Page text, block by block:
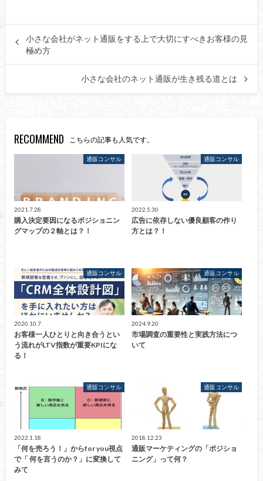
小さな会社がネット通販をする上で大切にすべきお客様の見
極め方
小さな会社のネット通販が生き残る道とは
RECOMMEND こちらの記事も人気です。
通販コンサル
2021.7.28
購入決定要因になるポジショニン
グマップの２軸とは？！
通販コンサル
2022.5.30
広告に依存しない優良顧客の作り
方とは？！
通販コンサル
2020.10.7
お客様一人ひとりと向き合うとい
う流れがLTV指数が重要KPIにな
る！
通販コンサル
2024.9.20
市場調査の重要性と実践方法につ
いて
通販コンサル
2022.1.18
「何を売ろう！」からfor you視点
で「 何を言うのか？」に変換して
みて
通販コンサル
2018.12.23
通販マーケティングの「ポジショ
ニング」って何？